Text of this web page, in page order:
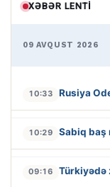
XƏBƏR LENTI
09 AVQUST 2026
10:33 Rusiya
10:29 Sabiq baş
09:16 Türkiyədə